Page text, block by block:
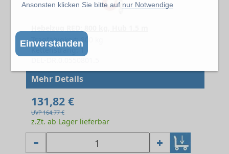
Ansonsten klicken Sie bitte auf nur Notwendige
Einverstanden
Tragfähigkeit: 800 kg
Kettenstrang: 1
Mehr Details
131,82 €
UVP 164.77 €
z.Zt. ab Lager lieferbar